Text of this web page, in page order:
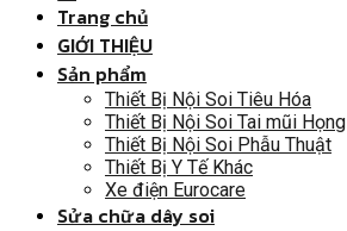
Trang chủ
GIỚI THIỆU
Sản phẩm
Thiết Bị Nội Soi Tiêu Hóa
Thiết Bị Nội Soi Tai mũi Họng
Thiết Bị Nội Soi Phẫu Thuật
Thiết Bị Y Tế Khác
Xe điện Eurocare
Sửa chữa dây soi